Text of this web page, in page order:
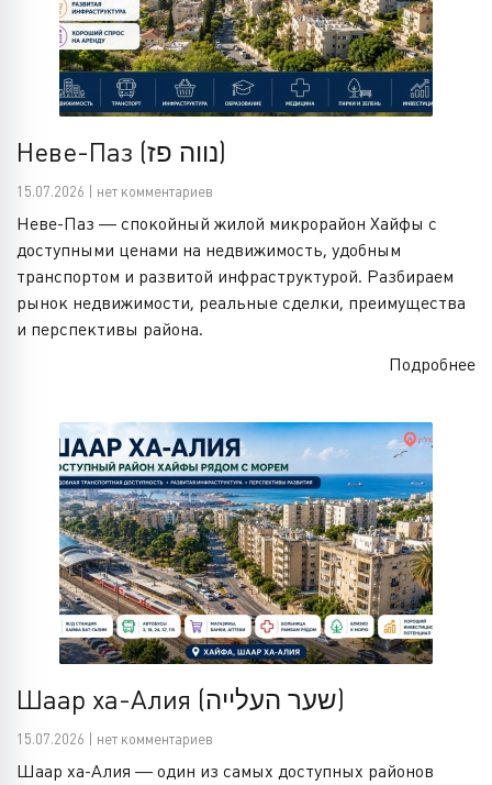
Неве-Паз (נווה פז)
15.07.2026 | нет комментариев
Неве-Паз — спокойный жилой микрорайон Хайфы с
доступными ценами на недвижимость, удобным
транспортом и развитой инфраструктурой. Разбираем
рынок недвижимости, реальные сделки, преимущества
и перспективы района.
Подробнее
Шаар ха-Алия (שער העלייה)
15.07.2026 | нет комментариев
Шаар ха-Алия — один из самых доступных районов